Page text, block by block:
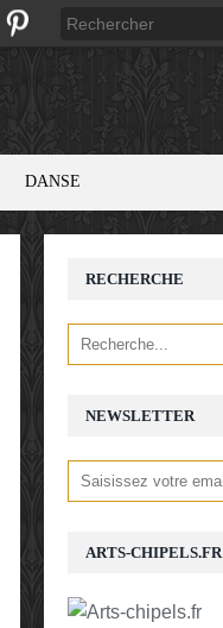
DANSE
NEWSLETTER
RECHERCHE
ARTS-CHIPELS.FR